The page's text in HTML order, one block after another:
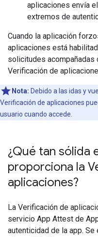
aplicaciones envía
extremos de
Cuando la aplicación
aplicaciones está
solicitudes acompañadas
Verificación de
Nota: Debido a las idas y
Verificación de aplicaciones
usuario cuando accede.
¿Qué tan sólida
proporciona la
aplicaciones?
La Verificación de
servicio App Attest de
autenticidad de la app.